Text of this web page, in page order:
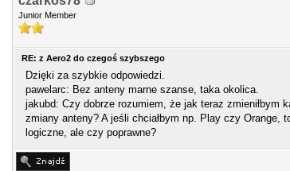
Junior Member
RE: z Aero2 do czegoś szybszego
Dzięki za szybkie odpowiedzi.
pawelarc: Bez anteny marne szanse, taka okolica.
jakubd: Czy dobrze rozumiem, że jak teraz zmieniłbym
zmiany anteny? A jeśli chciałbym np. Play czy Orange,
logiczne, ale czy poprawne?